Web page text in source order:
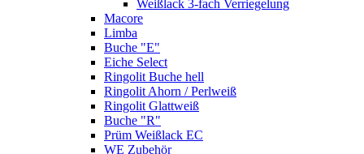
Weißlack 3-fach Verriegelung
Macore
Limba
Buche "E"
Eiche Select
Ringolit Buche hell
Ringolit Ahorn / Perlweiß
Ringolit Glattweiß
Buche "R"
Prüm Weißlack EC
WE Zubehör